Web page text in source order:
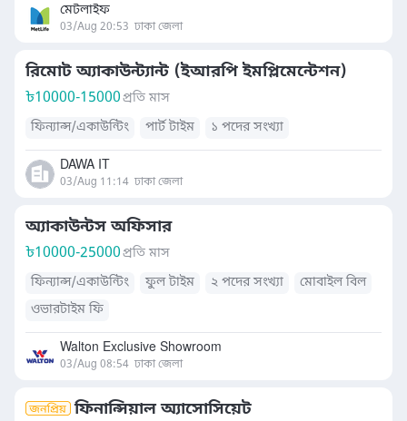
মেটলাইফ
03/Aug 20:53 ঢাকা জেলা
রিমোট অ্যাকাউন্ট্যান্ট (ইআরপি ইমপ্লিমেন্টেশন)
৳10000-15000প্রতি মাস
ফিন্যান্স/একাউন্টিং
পার্ট টাইম ১ পদের সংখ্যা
DAWA IT
03/Aug 11:14 ঢাকা জেলা
অ্যাকাউন্টস অফিসার
৳10000-25000প্রতি মাস
ফিন্যান্স/একাউন্টিং
ফুল টাইম ২ পদের সংখ্যা
মোবাইল বিল
ওভারটাইম ফি
Walton Exclusive Showroom
03/Aug 08:54 ঢাকা জেলা
ফিনান্সিয়াল অ্যাসোসিয়েট